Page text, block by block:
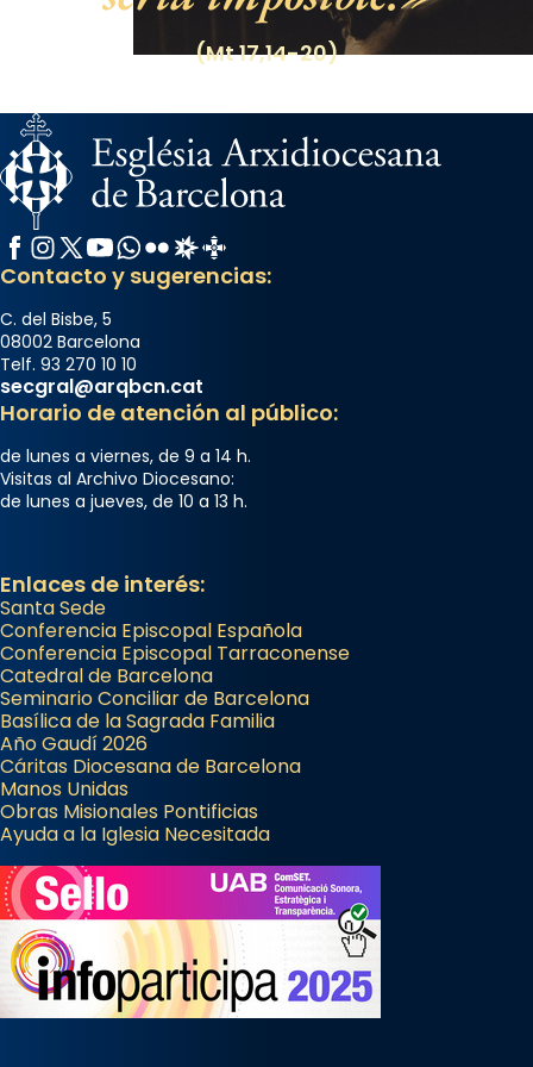
Foto
Share
(Mt 17,14-20)
Facebook
Instagram
X / Twitter
YouTube
WhatsApp
FlickrRadio Estel
Catalunya Cristiana
Contacto y sugerencias:
C. del Bisbe, 5
08002 Barcelona
Telf. 93 270 10 10
secgral@arqbcn.cat
Horario de atención al público:
de lunes a viernes, de 9 a 14 h.
Visitas al Archivo Diocesano:
de lunes a jueves, de 10 a 13 h.
Enlaces de interés:
Santa Sede
Conferencia Episcopal Española
Conferencia Episcopal Tarraconense
Catedral de Barcelona
Seminario Conciliar de Barcelona
Basílica de la Sagrada Familia
Año Gaudí 2026
Cáritas Diocesana de Barcelona
Manos Unidas
Obras Misionales Pontificias
Ayuda a la Iglesia Necesitada